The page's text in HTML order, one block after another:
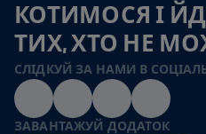
КОТИМОСЯ І
ТИХ, ХТО НЕ
СЛІДКУЙ ЗА НАМИ В
ЗАВАНТАЖУЙ ДОДАТОК